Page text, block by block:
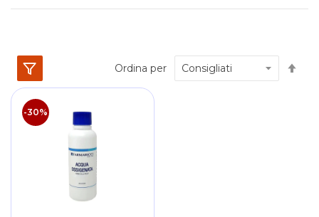
Ordina per
-30%